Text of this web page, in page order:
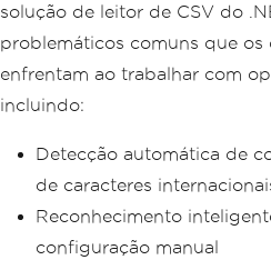
solução de leitor de CSV do
problemáticos comuns que os
enfrentam ao trabalhar com
incluindo:
Detecção automática de
de caracteres
Reconhecimento
configuração manual